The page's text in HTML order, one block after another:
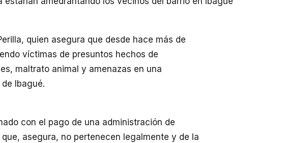
quien asegura que desde hace más de
víctimas de presuntos hechos de
maltrato animal y amenazas en una
Ibagué.
con el pago de una administración de
asegura, no pertenecen legalmente y de la